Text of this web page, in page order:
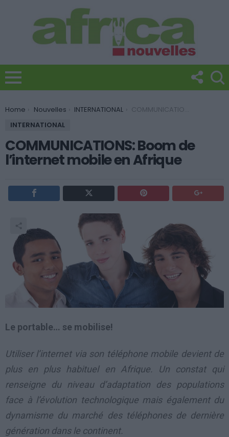
You are here:
Home Nouvelles INTERNATIONAL
COMMUNICATIONS: Boom de l’internet mobile en Afrique
INTERNATIONAL
COMMUNICATIONS: Boom de
l’internet mobile en Afrique
Le portable… se mobilise!
Utiliser l’internet via son téléphone mobile devient de
plus en plus habituel en Afrique. Un constat qui
renseigne du niveau d’adaptation des populations
face à l’évolution technologique mais également du
dynamisme du marché des téléphones de dernière
génération dans le continent.